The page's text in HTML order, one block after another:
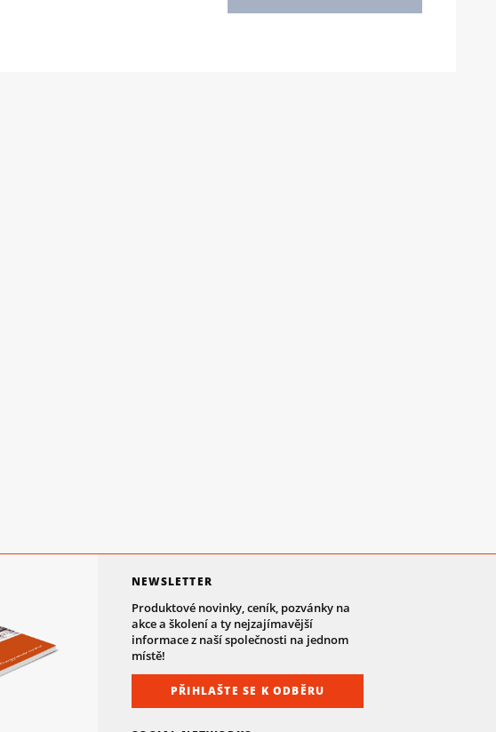
NEWSLETTER
Produktové novinky, ceník, pozvánky na
akce a školení a ty nejzajímavější
informace z naší společnosti na jednom
místě!
PŘIHLAŠTE SE K ODBĚRU